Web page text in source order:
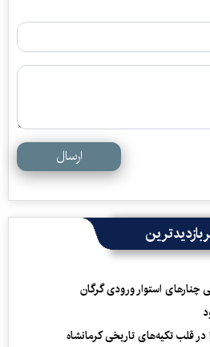
ارسال
چنارهای استوار ورودی گرگان
در قلب تکیه‌های تاریخی کرمانشاه